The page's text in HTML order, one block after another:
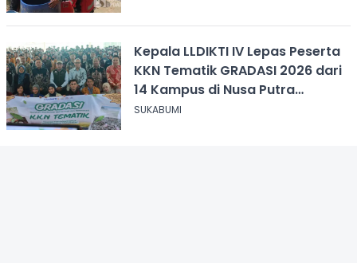
Kepala LLDIKTI IV Lepas Peserta
KKN Tematik GRADASI 2026 dari
14 Kampus di Nusa Putra
University
SUKABUMI